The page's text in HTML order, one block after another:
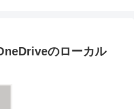
のローカル